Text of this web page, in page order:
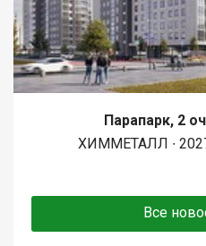
Парапарк, 2
ХИММЕТАЛЛ ∙
Все